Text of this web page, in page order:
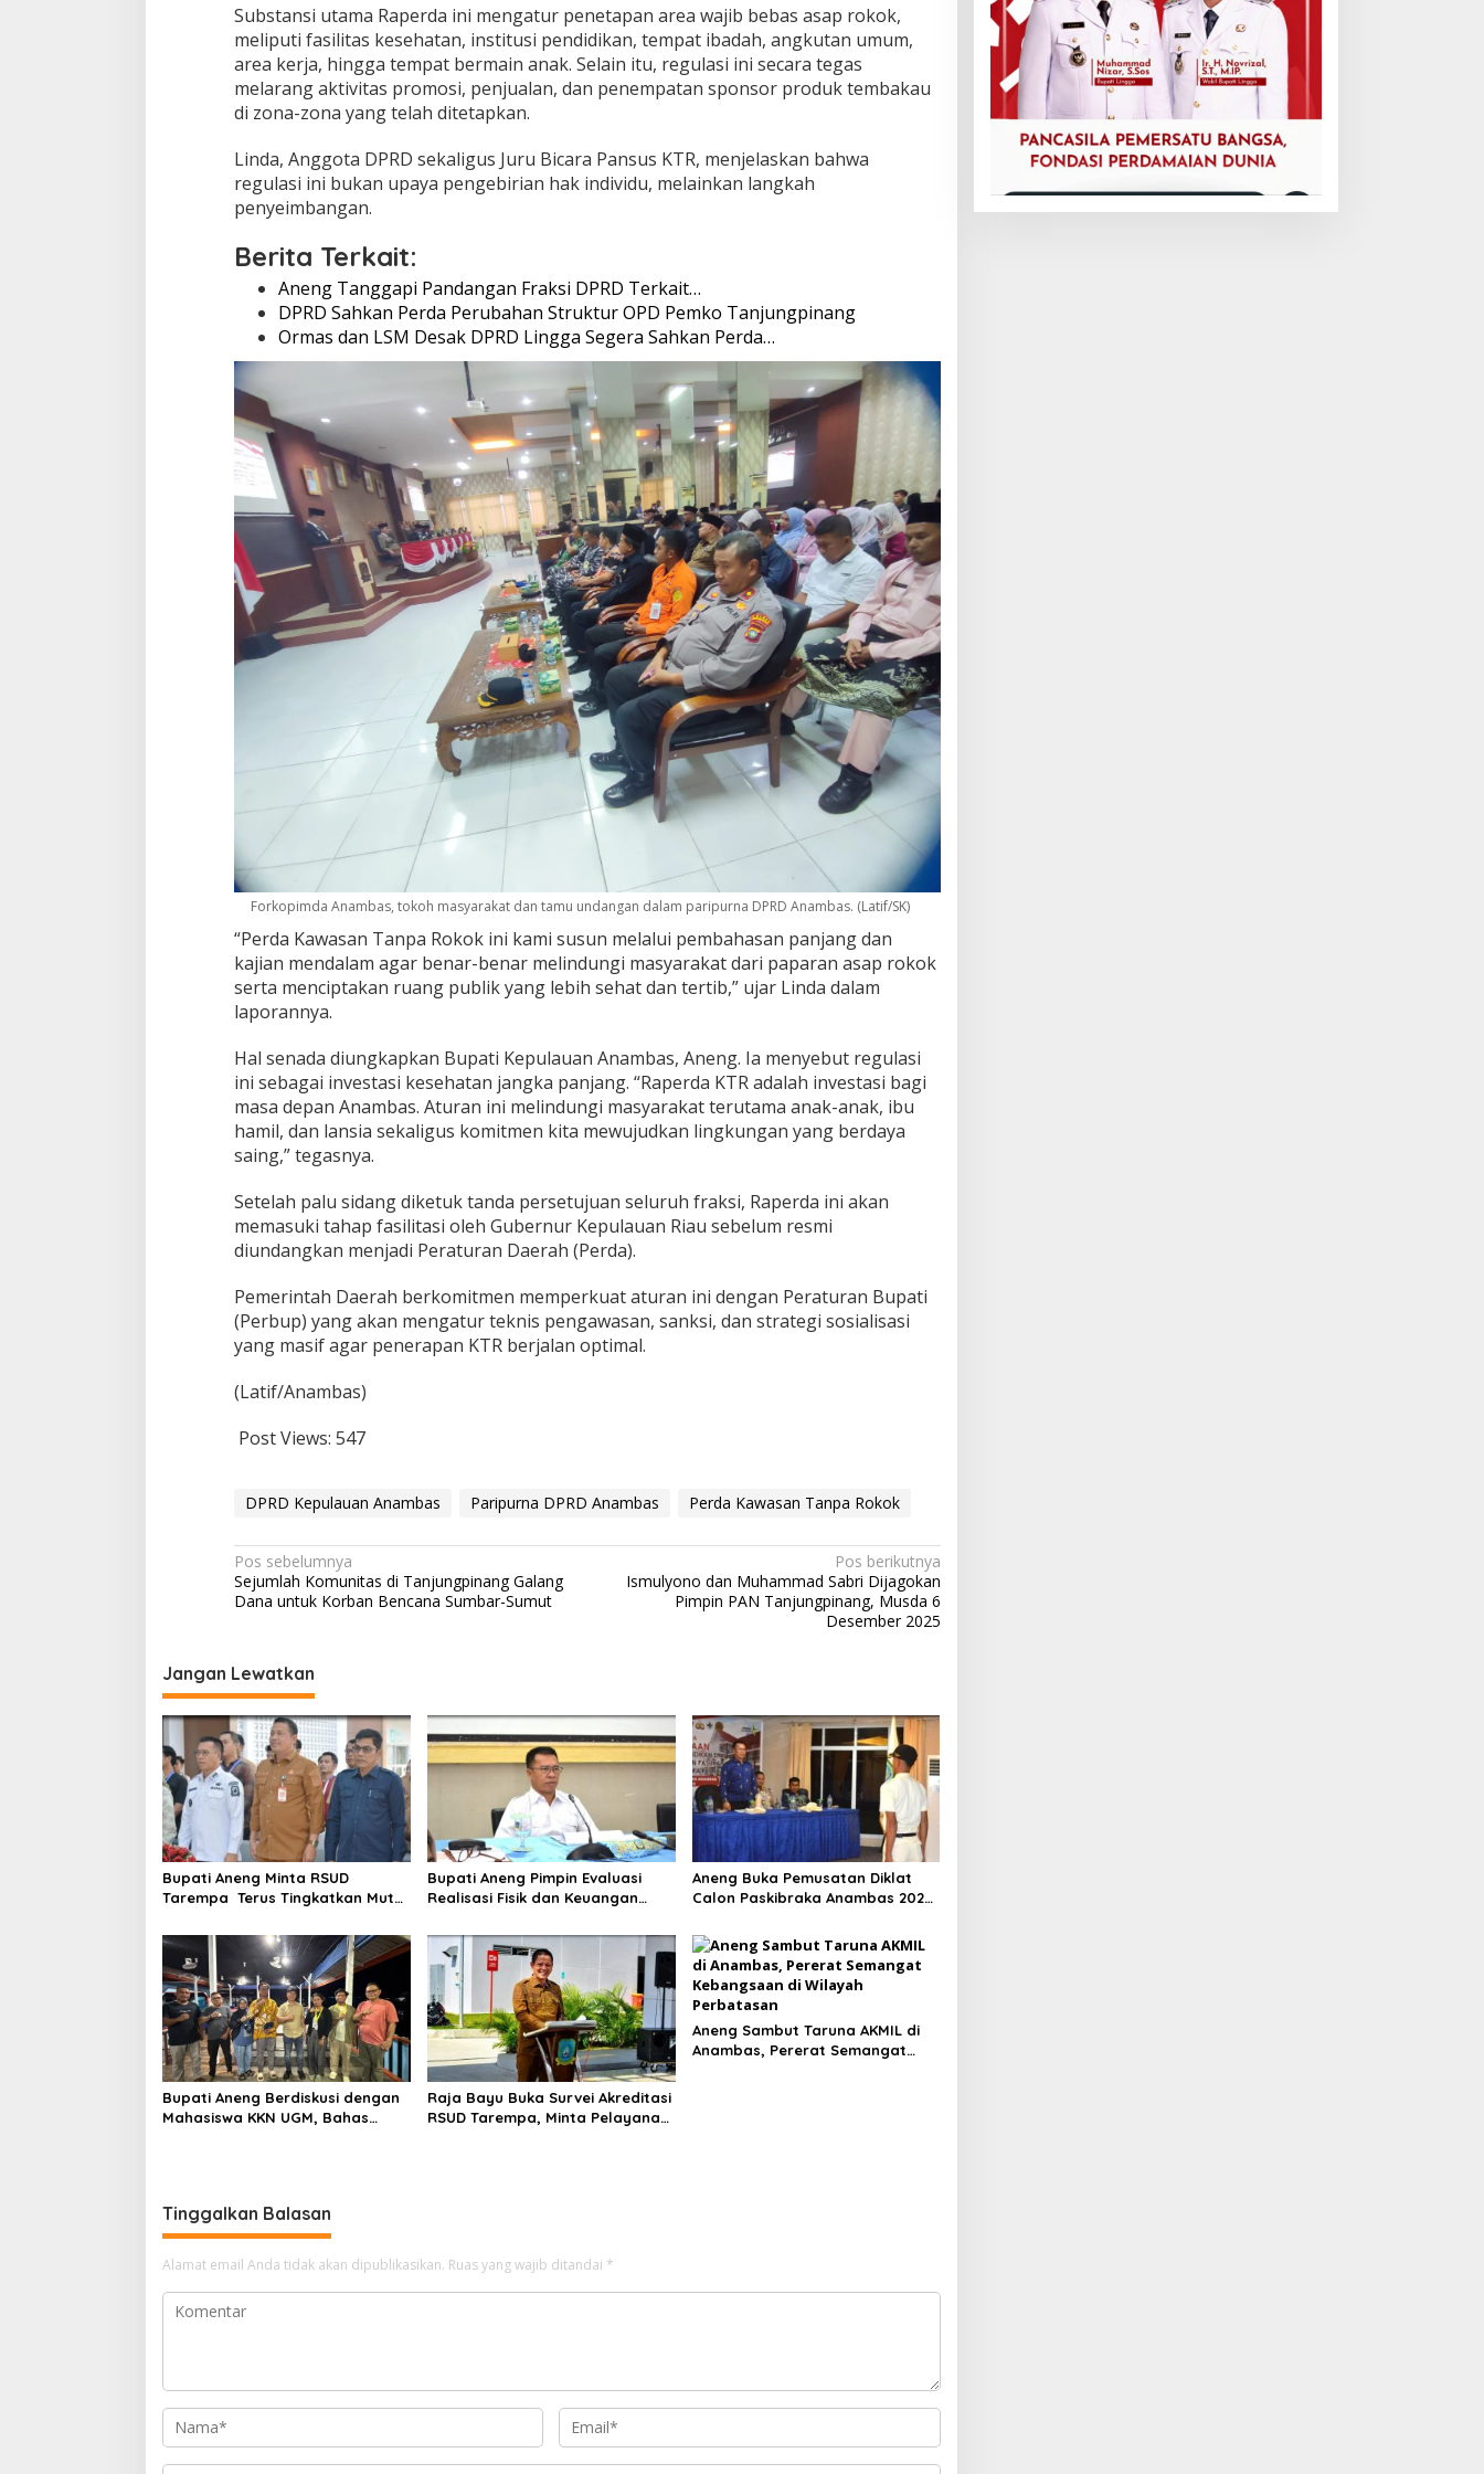
Substansi utama Raperda ini mengatur penetapan area wajib bebas asap rokok,
meliputi fasilitas kesehatan, institusi pendidikan, tempat ibadah, angkutan umum,
area kerja, hingga tempat bermain anak. Selain itu, regulasi ini secara tegas
melarang aktivitas promosi, penjualan, dan penempatan sponsor produk tembakau
di zona-zona yang telah ditetapkan.
Linda, Anggota DPRD sekaligus Juru Bicara Pansus KTR, menjelaskan bahwa
regulasi ini bukan upaya pengebirian hak individu, melainkan langkah
penyeimbangan.
Berita Terkait:
Aneng Tanggapi Pandangan Fraksi DPRD Terkait…
DPRD Sahkan Perda Perubahan Struktur OPD Pemko Tanjungpinang
Ormas dan LSM Desak DPRD Lingga Segera Sahkan Perda…
Forkopimda Anambas, tokoh masyarakat dan tamu undangan dalam paripurna DPRD Anambas. (Latif/SK)
“Perda Kawasan Tanpa Rokok ini kami susun melalui pembahasan panjang dan
kajian mendalam agar benar-benar melindungi masyarakat dari paparan asap rokok
serta menciptakan ruang publik yang lebih sehat dan tertib,” ujar Linda dalam
laporannya.
Hal senada diungkapkan Bupati Kepulauan Anambas, Aneng. Ia menyebut regulasi
ini sebagai investasi kesehatan jangka panjang. “Raperda KTR adalah investasi bagi
masa depan Anambas. Aturan ini melindungi masyarakat terutama anak-anak, ibu
hamil, dan lansia sekaligus komitmen kita mewujudkan lingkungan yang berdaya
saing,” tegasnya.
Setelah palu sidang diketuk tanda persetujuan seluruh fraksi, Raperda ini akan
memasuki tahap fasilitasi oleh Gubernur Kepulauan Riau sebelum resmi
diundangkan menjadi Peraturan Daerah (Perda).
Pemerintah Daerah berkomitmen memperkuat aturan ini dengan Peraturan Bupati
(Perbup) yang akan mengatur teknis pengawasan, sanksi, dan strategi sosialisasi
yang masif agar penerapan KTR berjalan optimal.
(Latif/Anambas)
Post Views: 547
DPRD Kepulauan Anambas Paripurna DPRD Anambas Perda Kawasan Tanpa Rokok
N
a
i
g
a
s
i
p
o
s
Pos sebelumnya
Sejumlah Komunitas di Tanjungpinang Galang
Dana untuk Korban Bencana Sumbar-Sumut
Pos berikutnya
Ismulyono dan Muhammad Sabri Dijagokan
Pimpin PAN Tanjungpinang, Musda 6
Desember 2025
Jangan Lewatkan
Bupati Aneng Minta RSUD
Tarempa Terus Tingkatkan Mutu
Bupati Aneng Pimpin Evaluasi
Realisasi Fisik dan Keuangan
Aneng Buka Pemusatan Diklat
Calon Paskibraka Anambas 2026,
Kepemimpinan
Bupati Aneng Berdiskusi dengan
Mahasiswa KKN UGM, Bahas
Raja Bayu Buka Survei Akreditasi
RSUD Tarempa, Minta Pelayanan
Aneng Sambut Taruna AKMIL di
Anambas, Pererat Semangat
Tinggalkan Balasan
Alamat email Anda tidak akan dipublikasikan. Ruas yang wajib ditandai *